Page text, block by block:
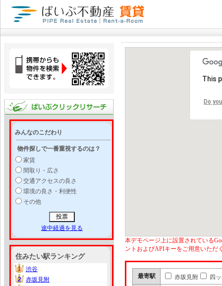
みんなのこだわり
物件探しで一番重視するのは？
家賃
間取り・広さ
交通アクセスの良さ
環境の良さ・利便性
その他
途中経過を見る
住みたい駅ランキング
1
1
渋谷
2
2
赤坂見附
This
Do
本デモページ上に設置されている
ントおよびAPIキーをご用意いただ
最寄駅 赤坂見附 四